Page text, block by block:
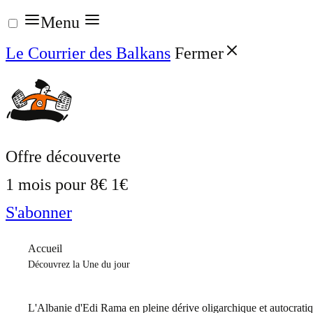
Aller
au
contenu
Menu
Le Courrier des Balkans Fermer
Offre découverte
1 mois pour 8€ 1€
S'abonner
Accueil
Découvrez la Une du jour
L'Albanie d'Edi Rama en pleine dérive oligarchique et